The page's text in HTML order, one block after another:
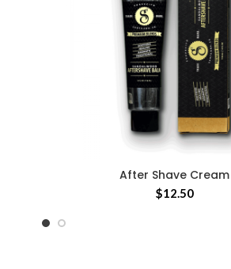
AÑADIR AL CARRITO
After Shave Cream
$12.50